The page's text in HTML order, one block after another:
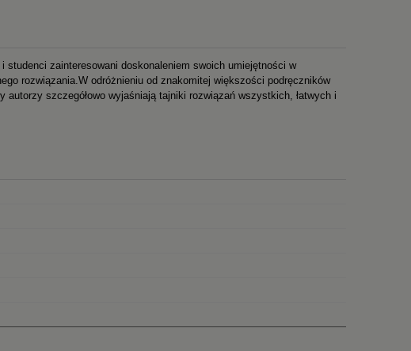
zainteresowani doskonaleniem swoich umiejętności w
rozwiązania.W odróżnieniu od znakomitej większości podręczników
szczegółowo wyjaśniają tajniki rozwiązań wszystkich, łatwych i